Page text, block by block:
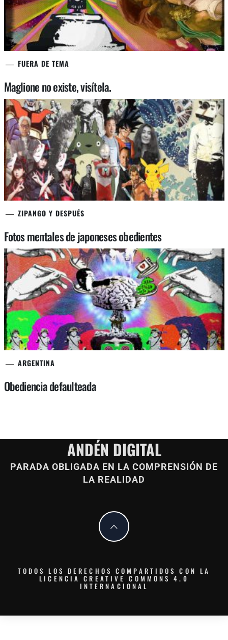
FUERA DE TEMA
Maglione no existe, visítela.
ZIPANGO Y DESPUÉS
Fotos mentales de japoneses obedientes
ARGENTINA
Obediencia defaulteada
ANDÉN DIGITAL
PARADA OBLIGADA EN LA COMPRENSIÓN DE
LA REALIDAD
TODOS LOS DERECHOS COMPARTIDOS CON LA
LICENCIA CREATIVE COMMONS 4.0
INTERNACIONAL